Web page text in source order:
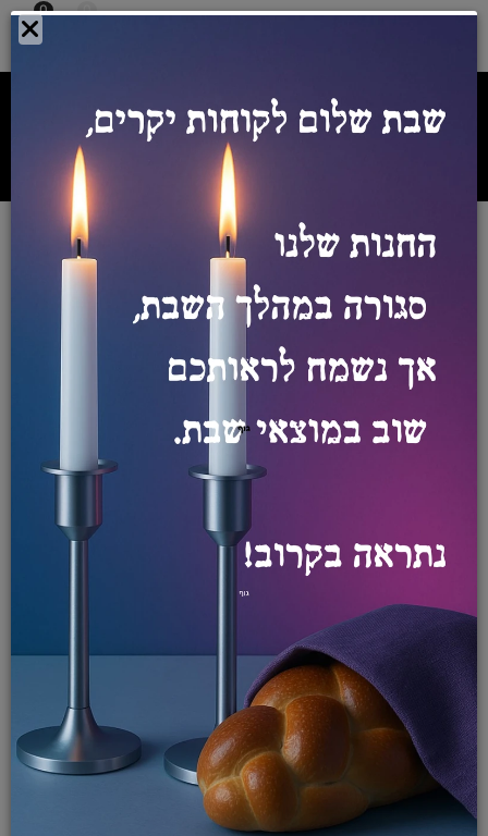
צרו איתנו קשר:054-5542098
ספק מורשה רשת אורט
מספר ספק מורשה משרד הביטחון
0011028475
0 0
/
/ מחשבים ניידים גיימינג
ASUS ROG Zephyrus
G16/GU605MZ-16/QHD/Ultra 9
185H/32GB DDR5/2TB SSD/
RTX™ 4080-12GB /Gray/Win11